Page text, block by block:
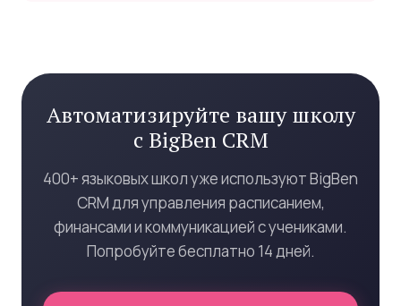
Автоматизируйте вашу школу
с BigBen CRM
400+ языковых школ уже используют BigBen
CRM для управления расписанием,
финансами и коммуникацией с учениками.
Попробуйте бесплатно 14 дней.